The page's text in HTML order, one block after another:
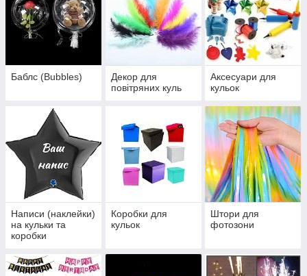
Баблс (Bubbles)
Декор для
повітряних куль
Аксесуари для
кульок
Написи (наклейки)
на кульки та
коробки
Коробки для
кульок
Штори для
фотозони